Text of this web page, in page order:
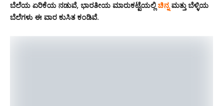
ಬೆಲೆಯ ಏರಿಕೆಯ ನಡುವೆ, ಭಾರತೀಯ ಮಾರುಕಟ್ಟೆಯಲ್ಲಿಚಿನ್ನಮತ್ತು ಬೆಳ್ಳಿಯ
ಬೆಲೆಗಳು ಈ ವಾರ ಕುಸಿತ ಕಂಡಿವೆ.